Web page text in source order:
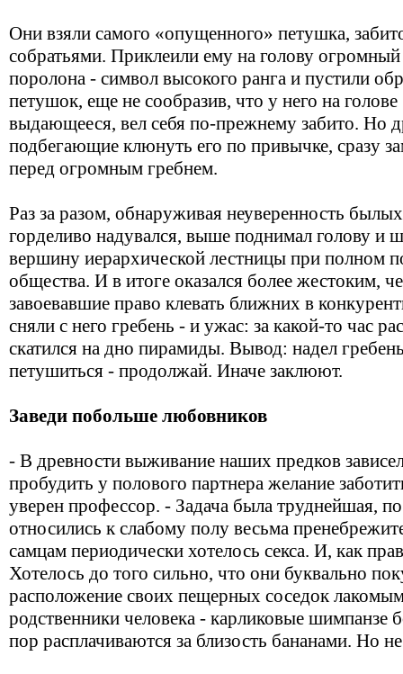
Они взяли самого «опущенного» петушка,
собратьями. Приклеили ему на голову
поролона - символ высокого ранга и пустили
петушок, еще не сообразив, что у него на
выдающееся, вел себя по-прежнему забито. Но
подбегающие клюнуть его по привычке, сразу
перед огромным гребнем.
Раз за разом, обнаруживая неуверенность
горделиво надувался, выше поднимал голову и
вершину иерархической лестницы при полном
общества. И в итоге оказался более жестоким,
завоевавшие право клевать ближних в
сняли с него гребень - и ужас: за какой-то час
скатился на дно пирамиды. Вывод: надел
петушиться - продолжай. Иначе заклюют.
Заведи побольше любовников
- В древности выживание наших предков
пробудить у полового партнера желание
уверен профессор. - Задача была труднейшая,
относились к слабому полу весьма
самцам периодически хотелось секса. И, как
Хотелось до того сильно, что они буквально
расположение своих пещерных соседок
родственники человека - карликовые шимпанзе
пор расплачиваются за близость бананами. Но